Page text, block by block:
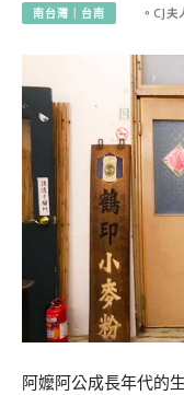
南台灣｜台南 。CJ夫
阿嬤阿公成長年代的